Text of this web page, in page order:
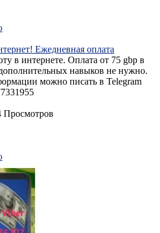
Ежедневная оплата
в интернете. Оплата от 75 gbp в
навыков не нужно.
можно писать в Telegram
Просмотров